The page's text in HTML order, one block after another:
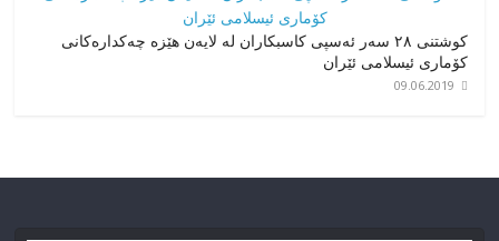
کوشتنی ۲۸ سەر ئەسپی کاسبکاران لە لایەن هێزە چەکدارەکانی
کۆماری ئیسلامی ئێران
09.06.2019